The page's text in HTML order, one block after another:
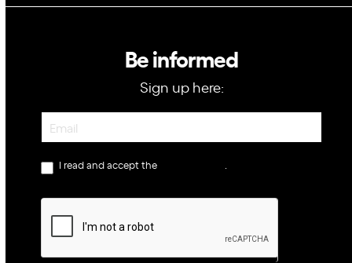
Be informed
Sign up here:
Newsletter
I read and accept the